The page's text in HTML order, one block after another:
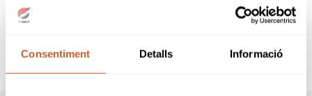
Consentiment Detalls Informació